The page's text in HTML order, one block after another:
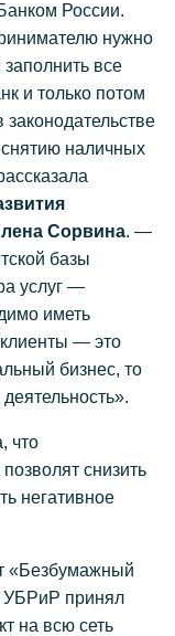
России.
нужно
все
и только потом
законодательстве
наличных
Сорвина. —
базы
услуг —
иметь
— это
бизнес, то
что
снизить
негативное
«Безбумажный
УБРиР принял
на всю сеть